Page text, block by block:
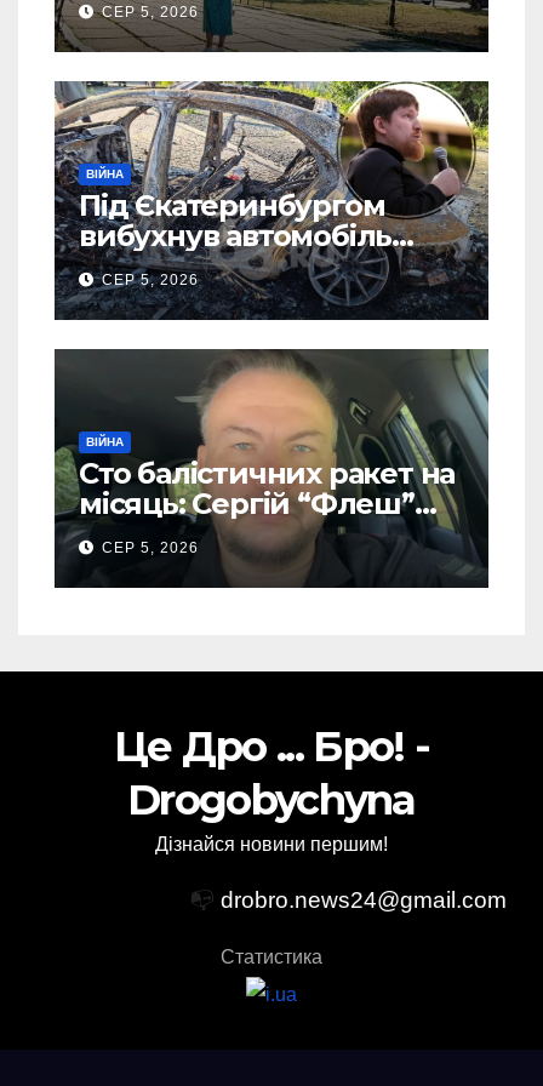
(Фото)
СЕР 5, 2026
ВІЙНА
Під Єкатеринбургом
вибухнув автомобіль
голови компанії-
виробника дронів “Упир”
– перші подробиці
СЕР 5, 2026
ВІЙНА
Сто балістичних ракет на
місяць: Сергій “Флеш”
закликав українців
готуватися до гіршого
СЕР 5, 2026
Це Дро ... Бро! -
Drogobychyna
Дізнайся новини першим!
📭 drobro.news24@gmail.com
Статистика